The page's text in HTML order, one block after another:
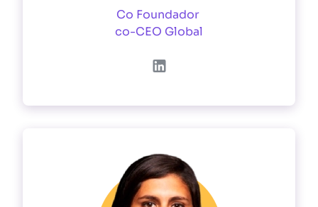
Co Foundador
co-CEO Global